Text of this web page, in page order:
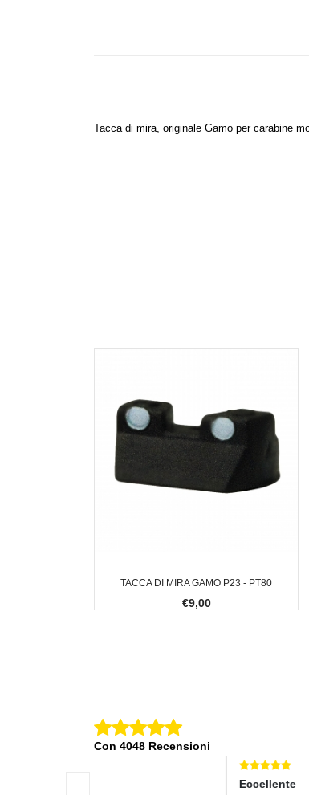
Tacca di mira, originale Gamo per carabine
TACCA DI MIRA GAMO P23 - PT80
€9,00
Con 4048 Recensioni